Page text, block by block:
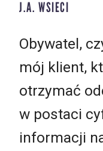
J.A. WSIECI
Obywatel,
mój klient,
otrzymać
w postaci
informacji